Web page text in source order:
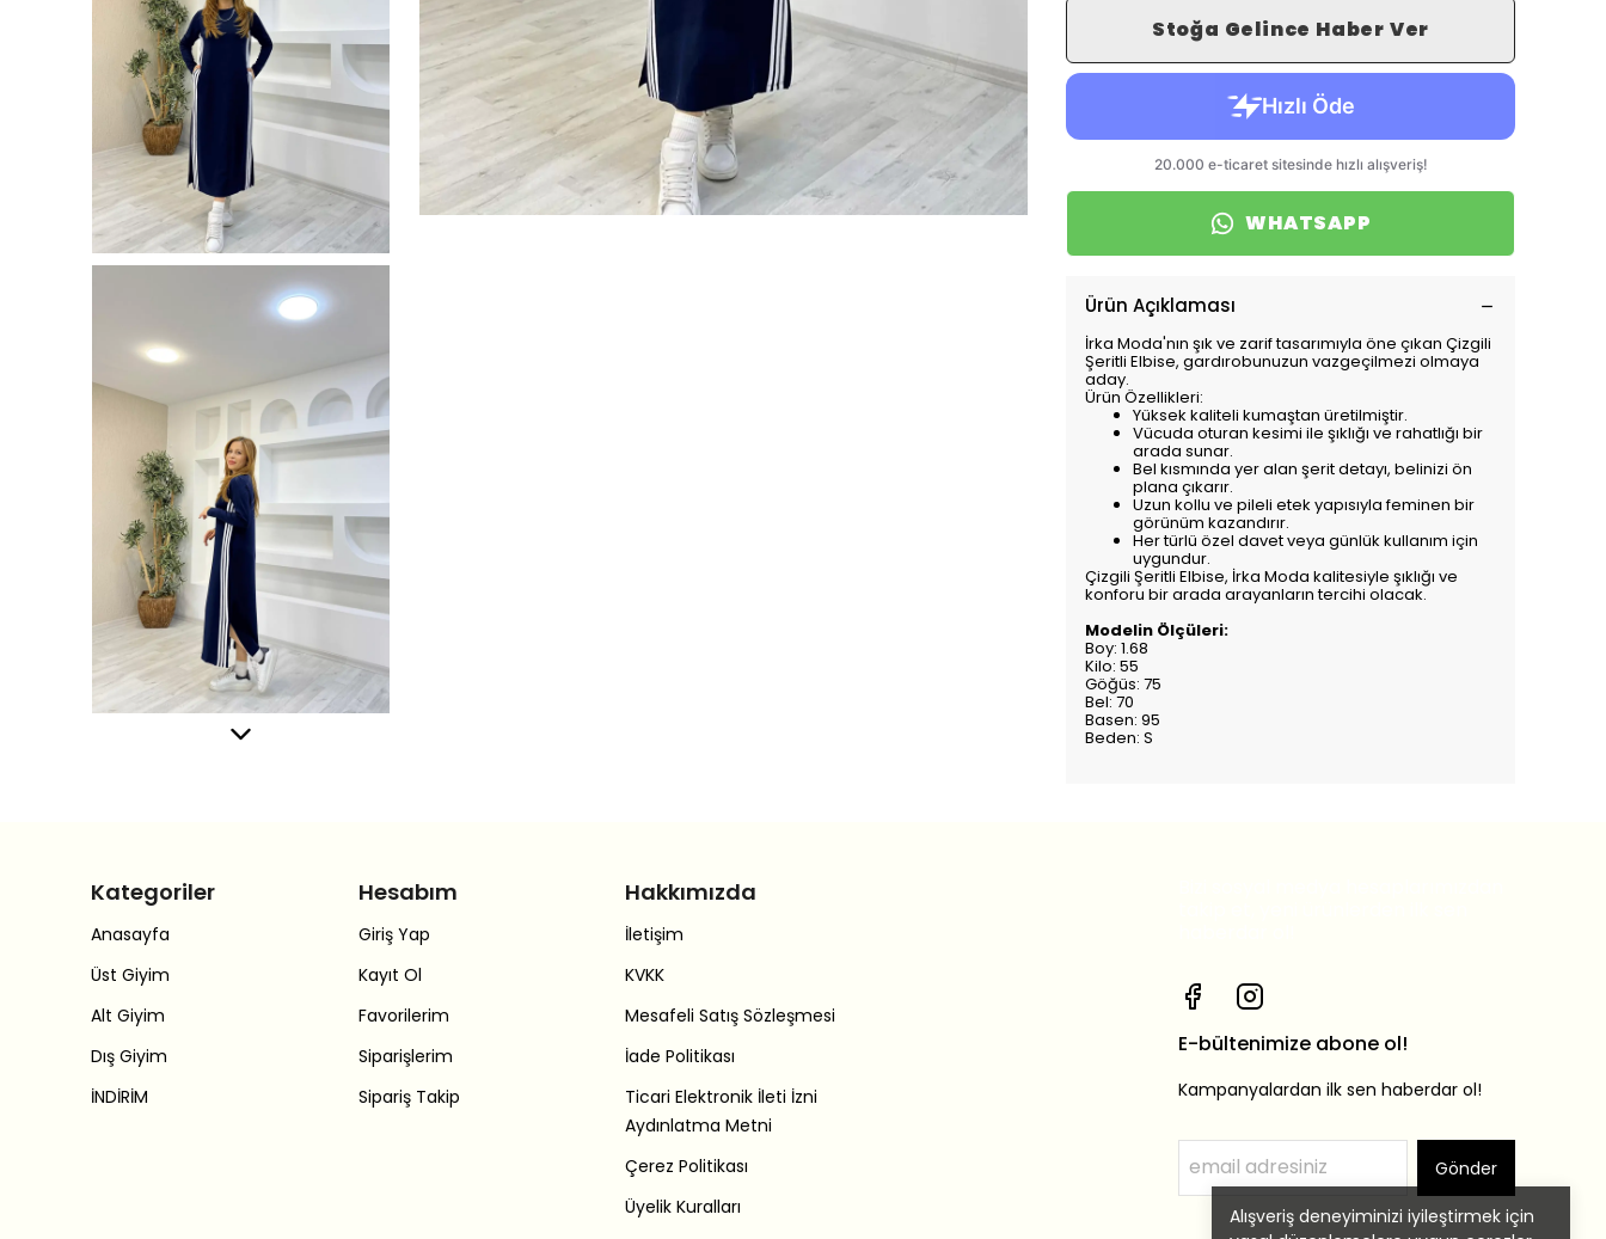
Alışveriş deneyiminizi iyileştirmek için
Stoğa Gelince Haber Ver
WHATSAPP
Ürün Açıklaması
İrka Moda'nın şık ve zarif tasarımıyla öne çıkan Çizgili
Şeritli Elbise, gardırobunuzun vazgeçilmezi olmaya
aday.
Ürün Özellikleri:
Yüksek kaliteli kumaştan üretilmiştir.
Vücuda oturan kesimi ile şıklığı ve rahatlığı bir
arada sunar.
Bel kısmında yer alan şerit detayı, belinizi ön
plana çıkarır.
Uzun kollu ve pileli etek yapısıyla feminen bir
görünüm kazandırır.
Her türlü özel davet veya günlük kullanım için
uygundur.
Çizgili Şeritli Elbise, İrka Moda kalitesiyle şıklığı ve
konforu bir arada arayanların tercihi olacak.
Modelin Ölçüleri:
Boy: 1.68
Kilo: 55
Göğüs: 75
Bel: 70
Basen: 95
Beden: S
Kategoriler
Anasayfa
Üst Giyim
Alt Giyim
Dış Giyim
İNDİRİM
Hesabım
Giriş Yap
Kayıt Ol
Favorilerim
Siparişlerim
Sipariş Takip
Hakkımızda
İletişim
KVKK
Mesafeli Satış Sözleşmesi
İade Politikası
Ticari Elektronik İleti İzni
Aydınlatma Metni
Çerez Politikası
Üyelik Kuralları
E-bültenimize abone ol!
Kampanyalardan ilk sen haberdar ol!
Gönder